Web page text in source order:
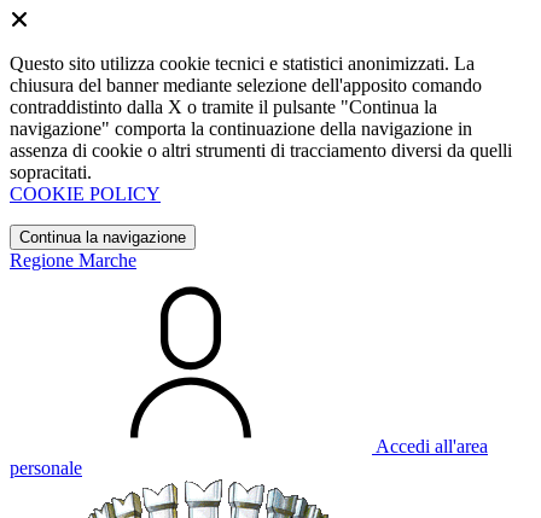
Questo sito utilizza cookie tecnici e statistici anonimizzati. La
chiusura del banner mediante selezione dell'apposito comando
contraddistinto dalla X o tramite il pulsante "Continua la
navigazione" comporta la continuazione della navigazione in
assenza di cookie o altri strumenti di tracciamento diversi da quelli
sopracitati.
COOKIE POLICY
Continua la navigazione
Regione Marche
Accedi all'area
personale